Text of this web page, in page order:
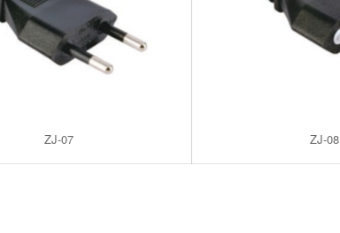
ZJ-07 ZJ-08